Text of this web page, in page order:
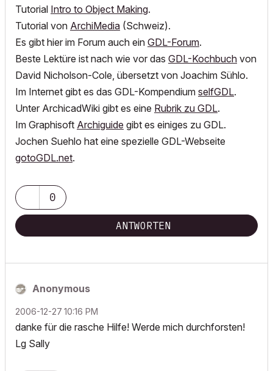
Tutorial Intro to Object Making.
Tutorial von ArchiMedia (Schweiz).
Es gibt hier im Forum auch ein GDL-Forum.
Beste Lektüre ist nach wie vor das GDL-Kochbuch von
David Nicholson-Cole, übersetzt von Joachim Sühlo.
Im Internet gibt es das GDL-Kompendium selfGDL.
Unter ArchicadWiki gibt es eine Rubrik zu GDL.
Im Graphisoft Archiguide gibt es einiges zu GDL.
Jochen Suehlo hat eine spezielle GDL-Webseite
gotoGDL.net.
0
ANTWORTEN
Anonymous
‎2006-12-27 10:16 PM
danke für die rasche Hilfe! Werde mich durchforsten!
Lg Sally